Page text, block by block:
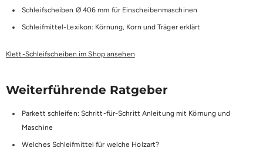
Schleifscheiben Ø 406 mm für Einscheibenmaschinen
Schleifmittel-Lexikon: Körnung, Korn und Träger erklärt
Klett-Schleifscheiben im Shop ansehen
Weiterführende Ratgeber
Parkett schleifen: Schritt-für-Schritt Anleitung mit Körnung und
Maschine
Welches Schleifmittel für welche Holzart?